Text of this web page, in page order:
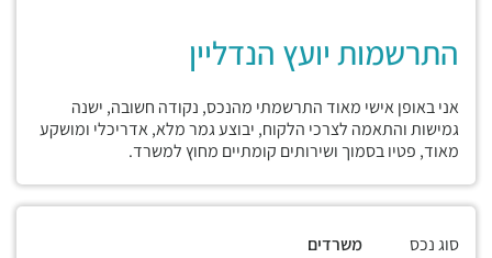
התרשמות יועץ הנדליין
אני באופן אישי מאוד התרשמתי מהנכס, נקודה חשובה, ישנה
גמישות והתאמה לצרכי הלקוח, יבוצע גמר מלא, אדריכלי ומושקע
מאוד, פטיו בסמוך ושירותים קומתיים מחוץ למשרד.
סוג נכס
משרדים